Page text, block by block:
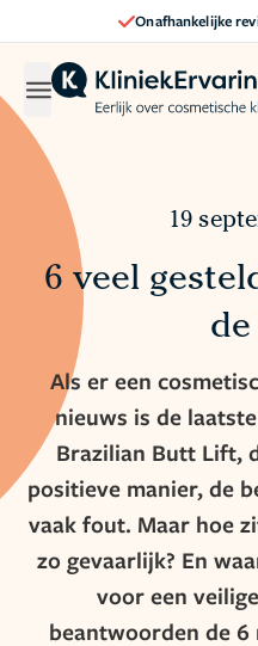
Onafhankelijke
19
6 veel
de
Als er een
nieuws is de
Brazilian Butt Lift,
positieve manier, de
vaak fout. Maar hoe
zo gevaarlijk? En
voor een
beantwoorden de 6